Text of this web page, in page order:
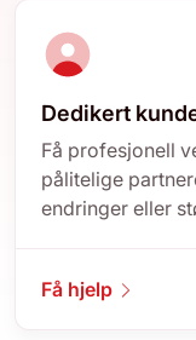
Dedikert
Få profesjonell
pålitelige
endringer eller
Få hjelp